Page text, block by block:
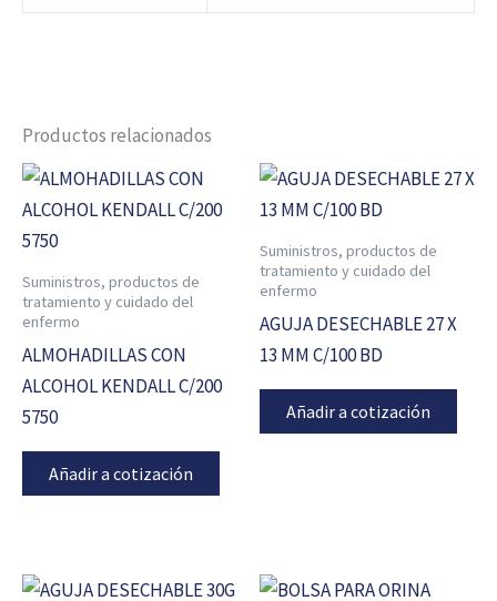
Productos relacionados
Suministros, productos de
tratamiento y cuidado del
enfermo
ALMOHADILLAS CON
ALCOHOL KENDALL C/200
5750
Añadir a cotización
Suministros, productos de
tratamiento y cuidado del
enfermo
AGUJA DESECHABLE 27 X
13 MM C/100 BD
Añadir a cotización